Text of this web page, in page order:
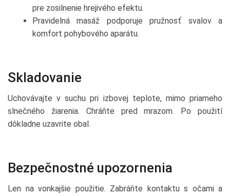
pre zosilnenie hrejivého efektu.
Pravidelná masáž podporuje pružnosť svalov a
komfort pohybového aparátu.
Skladovanie
Uchovávajte v suchu pri izbovej teplote, mimo priameho
slnečného žiarenia. Chráňte pred mrazom. Po použití
dôkladne uzavrite obal.
Bezpečnostné upozornenia
Len na vonkajšie použitie. Zabráňte kontaktu s očami a